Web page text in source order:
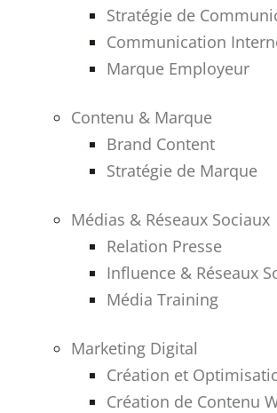
Stratégie de
Communication
Marque Employeur
Contenu & Marque
Brand Content
Stratégie de Marque
Médias & Réseaux Sociaux
Relation Presse
Influence & Réseaux
Média Training
Marketing Digital
Création et
Création de Contenu